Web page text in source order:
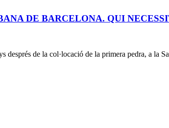
DE BARCELONA. QUI
de la col·locació de la primera pedra, a la